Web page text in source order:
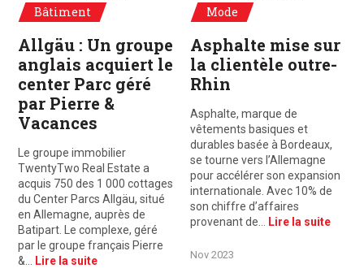
Bâtiment
Allgäu : Un groupe
anglais acquiert le
center Parc géré
par Pierre &
Vacances
Le groupe immobilier
TwentyTwo Real Estate a
acquis 750 des 1 000 cottages
du Center Parcs Allgäu, situé
en Allemagne, auprès de
Batipart. Le complexe, géré
par le groupe français Pierre
&…
Lire la suite
Mode
Asphalte mise sur
la clientèle outre-
Rhin
Asphalte, marque de
vêtements basiques et
durables basée à Bordeaux,
se tourne vers l’Allemagne
pour accélérer son expansion
internationale. Avec 10% de
son chiffre d’affaires
provenant de…
Lire la suite
Nov 2023